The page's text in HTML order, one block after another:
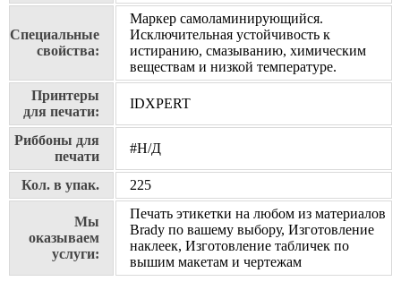
Специальные
свойства:
Маркер самоламинирующийся.
Исключительная устойчивость к
истиранию, смазыванию, химическим
веществам и низкой температуре.
Принтеры
для печати:
IDXPERT
Риббоны для
печати
#Н/Д
Кол. в упак. 225
Мы
оказываем
услуги:
Печать этикетки на любом из материалов
Brady по вашему выбору, Изготовление
наклеек, Изготовление табличек по
вышим макетам и чертежам